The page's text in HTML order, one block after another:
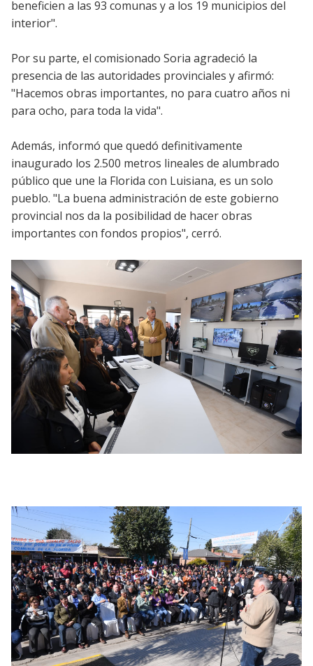
beneficien a las 93 comunas y a los 19 municipios del
interior".
Por su parte, el comisionado Soria agradeció la
presencia de las autoridades provinciales y afirmó:
"Hacemos obras importantes, no para cuatro años ni
para ocho, para toda la vida".
Además, informó que quedó definitivamente
inaugurado los 2.500 metros lineales de alumbrado
público que une la Florida con Luisiana, es un solo
pueblo. "La buena administración de este gobierno
provincial nos da la posibilidad de hacer obras
importantes con fondos propios", cerró.